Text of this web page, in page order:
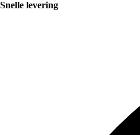
Snelle levering